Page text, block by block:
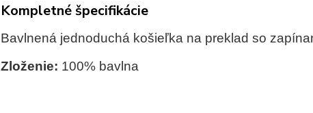
Kompletné špecifikácie
Bavlnená jednoduchá košieľka na preklad so
Zloženie: 100% bavlna